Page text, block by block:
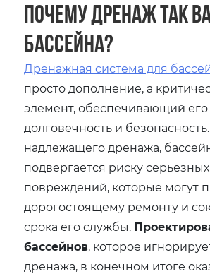
Почему дренаж так
бассейна?
Дренажная система для
просто дополнение, а
элемент, обеспечивающий его
долговечность и
надлежащего дренажа,
подвергается риску серьезных
повреждений, которые могут
дорогостоящему ремонту и
срока его службы.
бассейнов, которое
дренажа, в конечном итоге